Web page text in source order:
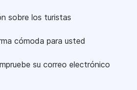
sobre los turistas
cómoda para usted
su correo electrónico